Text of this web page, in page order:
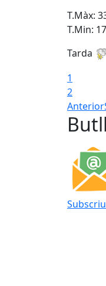
T.Màx:
T.Min:
Tarda
1
2
Anterior